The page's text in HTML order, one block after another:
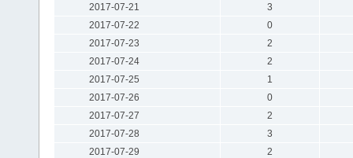
2017-07-21
3
2017-07-22
0
2017-07-23
2
2017-07-24
2
2017-07-25
1
2017-07-26
0
2017-07-27
2
2017-07-28
3
2017-07-29
2